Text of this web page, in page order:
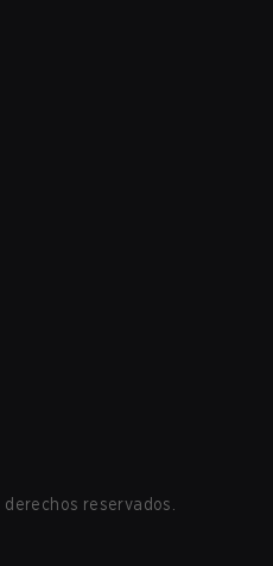
reservados.